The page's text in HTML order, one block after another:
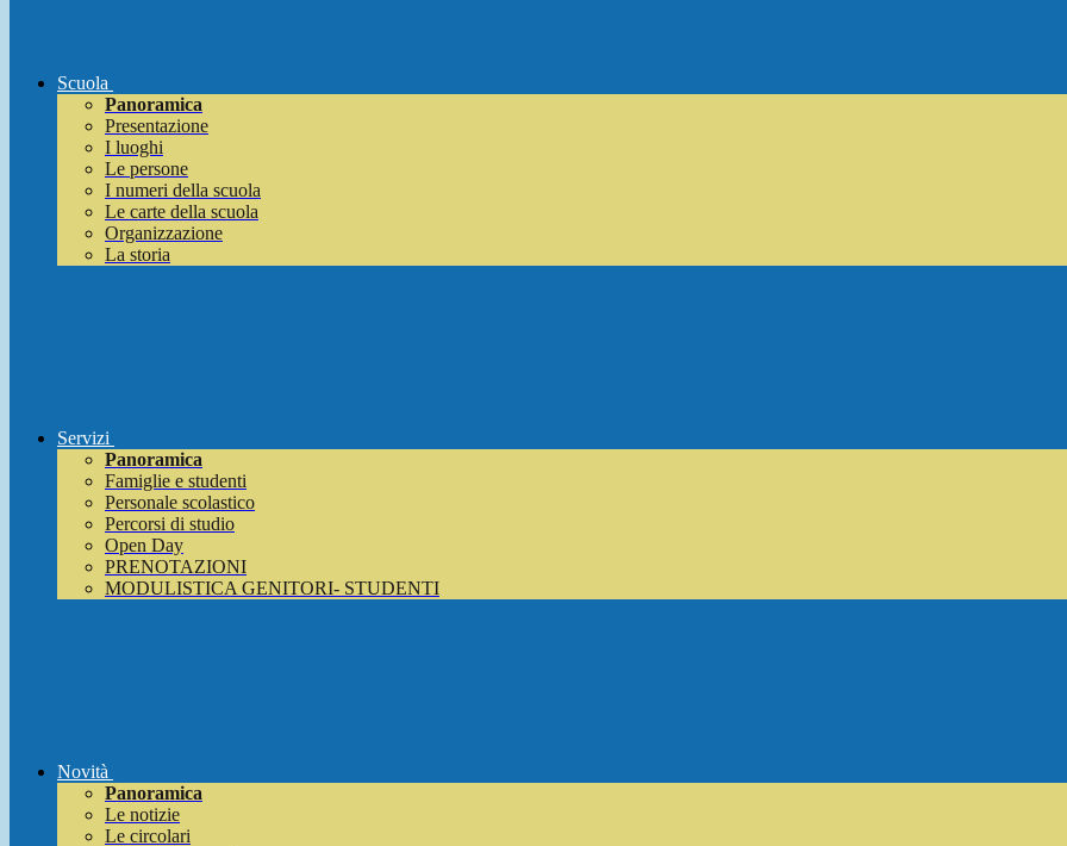
Scuola
Panoramica
Presentazione
I luoghi
Le persone
I numeri della scuola
Le carte della scuola
Organizzazione
La storia
Servizi
Panoramica
Famiglie e studenti
Personale scolastico
Percorsi di studio
Open Day
PRENOTAZIONI
MODULISTICA GENITORI- STUDENTI
Novità
Panoramica
Le notizie
Le circolari